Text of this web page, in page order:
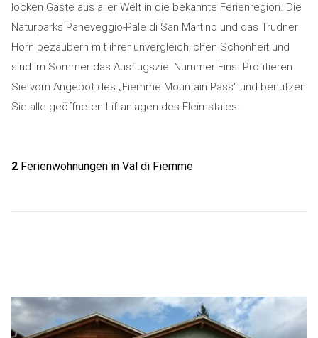
locken Gäste aus aller Welt in die bekannte Ferienregion. Die
Naturparks Paneveggio-Pale di San Martino und das Trudner
Horn bezaubern mit ihrer unvergleichlichen Schönheit und
sind im Sommer das Ausflugsziel Nummer Eins. Profitieren
Sie vom Angebot des „Fiemme Mountain Pass“ und benutzen
Sie alle geöffneten Liftanlagen des Fleimstales.
2Ferienwohnungen in Val di Fiemme